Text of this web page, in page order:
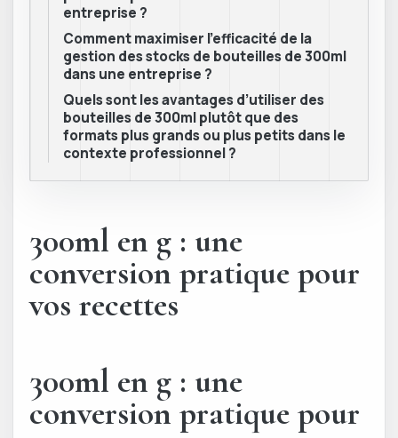
entreprise ?
Comment maximiser l’efficacité de la
gestion des stocks de bouteilles de 300ml
dans une entreprise ?
Quels sont les avantages d’utiliser des
bouteilles de 300ml plutôt que des
formats plus grands ou plus petits dans le
contexte professionnel ?
300ml en g : une
conversion pratique pour
vos recettes
300ml en g : une
conversion pratique pour